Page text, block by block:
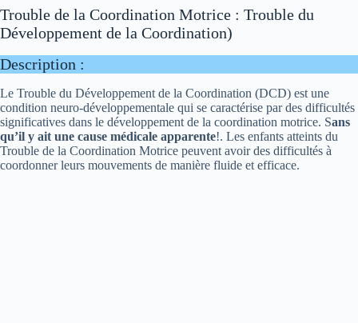
Trouble de la Coordination Motrice : Trouble du
Développement de la Coordination)
Description :
Le Trouble du Développement de la Coordination (DCD) est une
condition neuro-développementale qui se caractérise par des difficultés
significatives dans le développement de la coordination motrice. Sans
qu’il y ait une cause médicale apparente!. Les enfants atteints du
Trouble de la Coordination Motrice peuvent avoir des difficultés à
coordonner leurs mouvements de manière fluide et efficace.